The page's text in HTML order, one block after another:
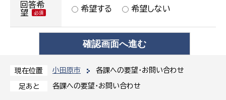
現在位置 小田原市 各課への要望・お問い合わせ
足あと 各課への要望・お問い合わせ
回答希
望
希望する 希望しない